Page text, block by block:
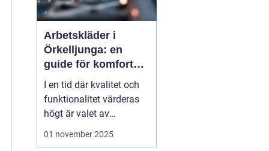
Arbetskläder i
Örkelljunga: en
guide för komfort
och säkerhet
I en tid där kvalitet och
funktionalitet värderas
högt är valet av
arbetskläder en viktig del
01 november 2025